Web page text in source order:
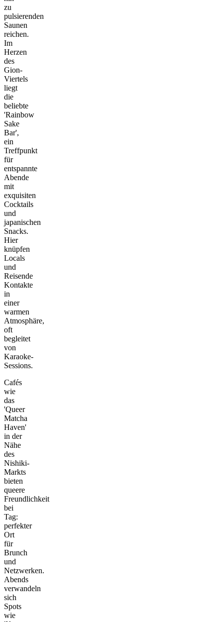
zu
pulsierenden
Saunen
reichen.
Im
Herzen
des
Gion-
Viertels
liegt
die
beliebte
'Rainbow
Sake
Bar',
ein
Treffpunkt
für
entspannte
Abende
mit
exquisiten
Cocktails
und
japanischen
Snacks.
Hier
knüpfen
Locals
und
Reisende
Kontakte
in
einer
warmen
Atmosphäre,
oft
begleitet
von
Karaoke-
Sessions.
Cafés
wie
das
'Queer
Matcha
Haven'
in der
Nähe
des
Nishiki-
Markts
bieten
queere
Freundlichkeit
bei
Tag:
perfekter
Ort
für
Brunch
und
Netzwerken.
Abends
verwandeln
sich
Spots
wie